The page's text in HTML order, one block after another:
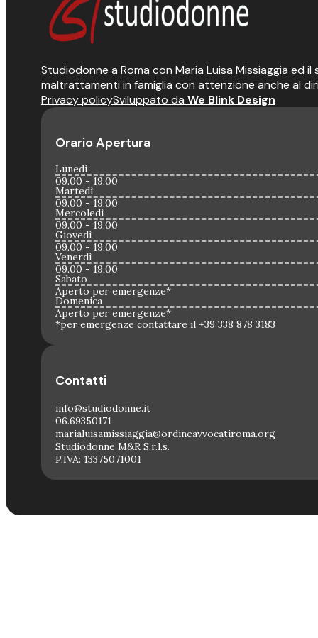
Studiodonne a Roma con Maria Luisa Missiaggia ed
maltrattamenti in famiglia con attenzione anche al
Privacy policySviluppato da We Blink Design
Orario Apertura
Lunedì
09.00 - 19.00
Martedì
09.00 - 19.00
Mercoledì
09.00 - 19.00
Giovedì
09.00 - 19.00
Venerdì
09.00 - 19.00
Sabato
Aperto per emergenze*
Domenica
Aperto per emergenze*
*per emergenze contattare il +39 338 878 3183
Contatti
info@studiodonne.it
06.69350171
marialuisamissiaggia@ordineavvocatiroma.org
Studiodonne M&R S.r.l.s.
P.IVA: 13375071001